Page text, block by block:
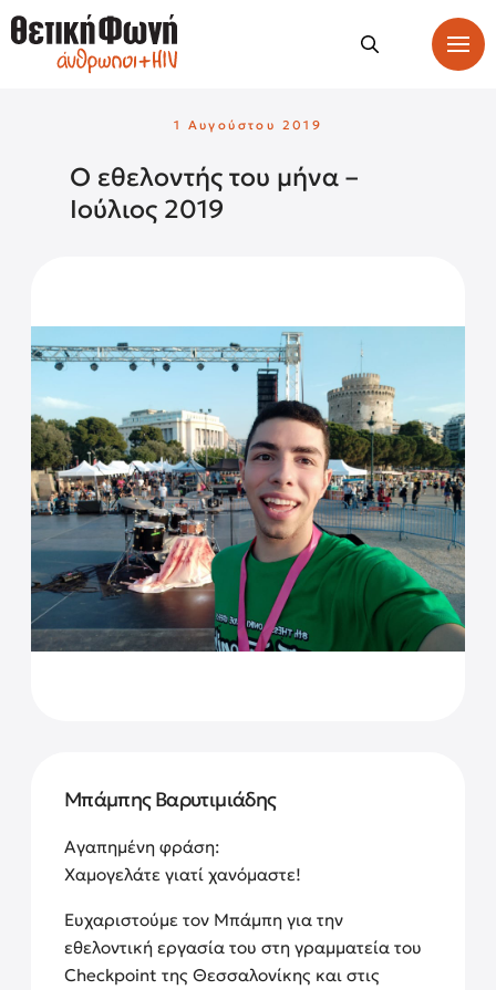
1 Αυγούστου 2019
O εθελοντής του μήνα –
Ιούλιος 2019
Μπάμπης Βαρυτιμιάδης
Αγαπημένη φράση:
Χαμογελάτε γιατί χανόμαστε!
Ευχαριστούμε τον Μπάμπη για την
εθελοντική εργασία του στη γραμματεία του
Checkpoint της Θεσσαλονίκης και στις